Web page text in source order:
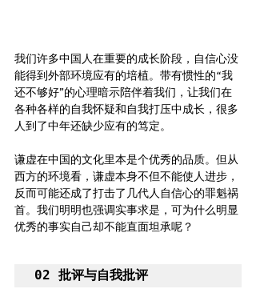
我们许多中国人在重要的成长阶段，自信心没
能得到外部环境应有的培植。带有惯性的“我
还不够好”的心理暗示陪伴着我们，让我们在
各种各样的自我怀疑和自我打压中成长，很多
人到了中年还缺少应有的笃定。
谦虚在中国的文化里本是个优秀的品质。但从
西方的环境看，谦虚本身不但不能使人进步，
反而可能还成了打击了几代人自信心的罪魁祸
首。我们明明也强调实事求是，可为什么明显
优秀的事实自己却不能直面坦承呢？
02 批评与自我批评